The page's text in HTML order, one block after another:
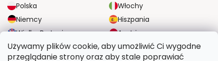
Używamy plików cookie, aby umożliwić Ci wygodne
przeglądanie strony oraz aby stale poprawiać
Polska
Włochy
Niemcy
Hiszpania
Wielka Brytania
Austria